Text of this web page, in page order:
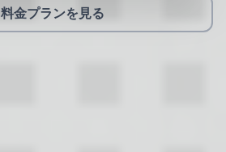
料金プランを見る